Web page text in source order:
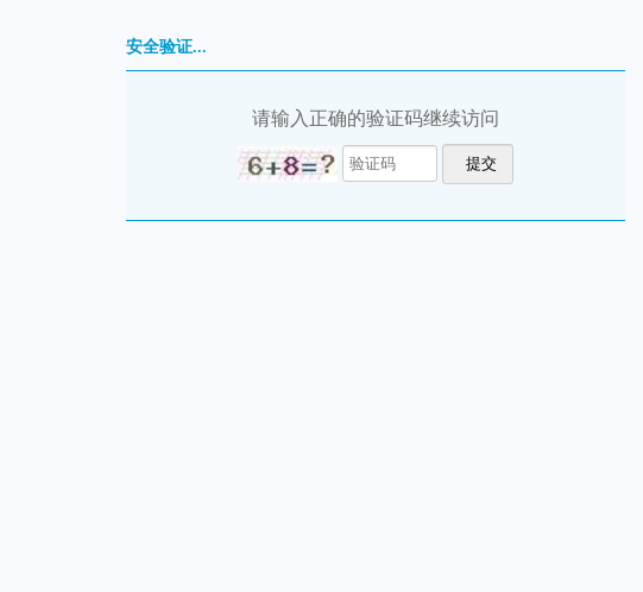
安全验证...
请输入正确的验证码继续访问